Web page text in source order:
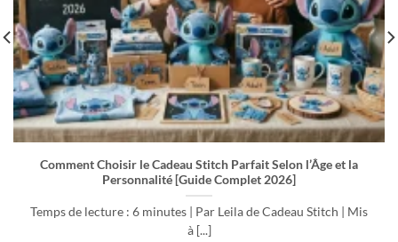
Comment Choisir le Cadeau Stitch Parfait Selon l’Âge et la
Personnalité [Guide Complet 2026]
Temps de lecture : 6 minutes | Par Leila de Cadeau Stitch | Mis
à [...]